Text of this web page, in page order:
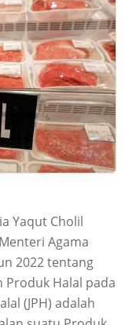
Yaqut Cholil
Agama
2022 tentang
Produk Halal pada
(JPH) adalah